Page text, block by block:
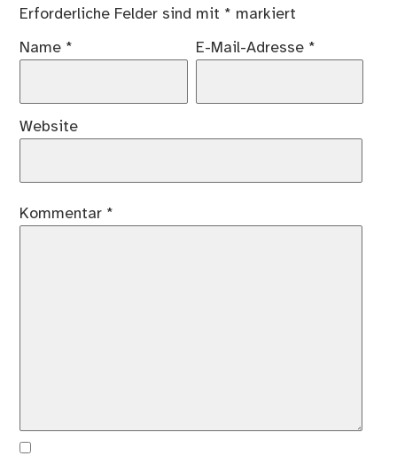
Erforderliche Felder sind mit * markiert
Name * E-Mail-Adresse *
Website
Kommentar *